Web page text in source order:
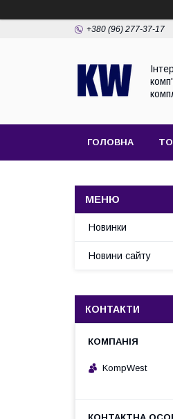
+380 (96) 277-37-17
ГОЛОВНА
Новинки
Новини сайту
КОНТАКТИ
KompWest